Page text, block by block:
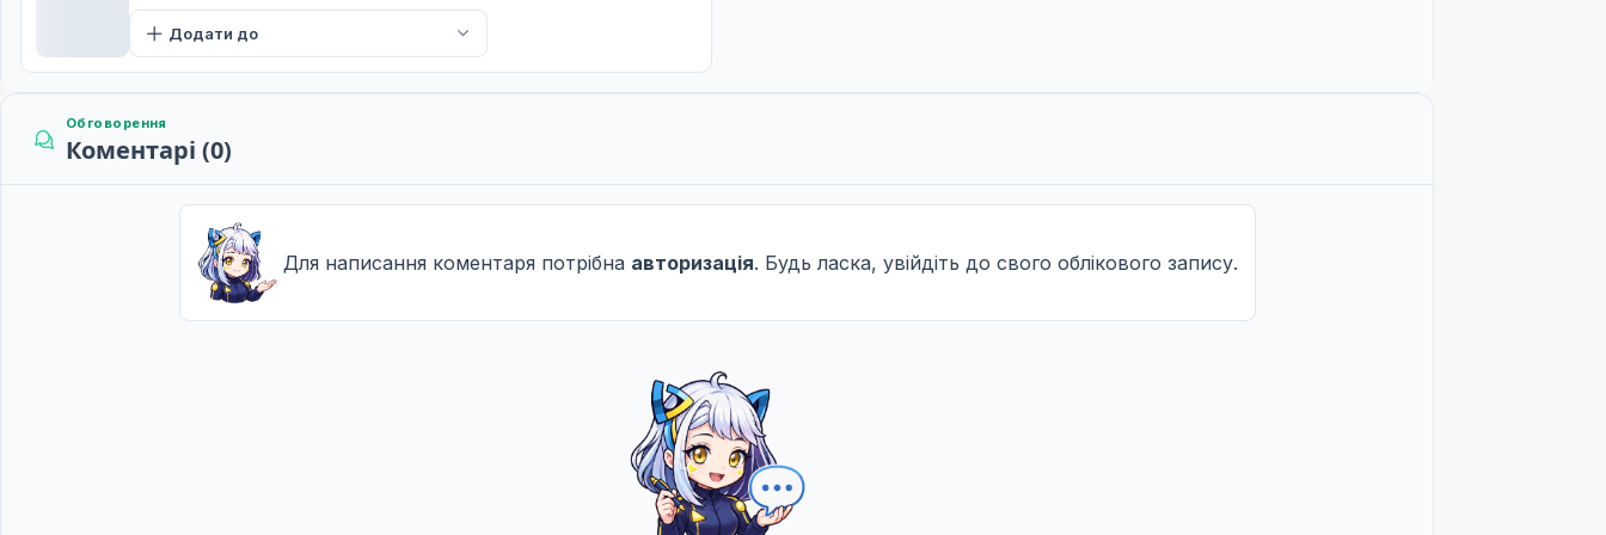
Акт 11 Возз'єднання
Дата уточнюється
Акт 13 Остання битва - Реінкарнація -
Закон. 14 Завершення та набуття чинності - Petite Etrangere-
Дата уточнюється
Акт 15 Проникнення: Сейлор Марс
Додати до
Обговорення
Коментарі (0)
Для написання коментаря потрібна авторизація. Будь ласка, увійдіть до свого облікового запису.